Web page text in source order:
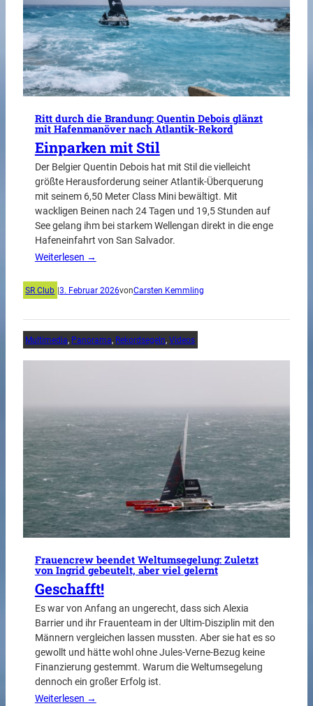
Ritt durch die Brandung: Quentin Debois glänzt
mit Hafenmanöver nach Atlantik-Rekord
Einparken mit Stil
Der Belgier Quentin Debois hat mit Stil die vielleicht
größte Herausforderung seiner Atlantik-Überquerung
mit seinem 6,50 Meter Class Mini bewältigt. Mit
wackligen Beinen nach 24 Tagen und 19,5 Stunden auf
See gelang ihm bei starkem Wellengan direkt in die enge
Hafeneinfahrt von San Salvador.
Weiterlesen →
SR Club |3. Februar 2026vonCarsten Kemmling
Multimedia, Panorama, Rekordsegeln, Videos
Frauencrew beendet Weltumsegelung: Zuletzt
von Ingrid gebeutelt, aber viel gelernt
Geschafft!
Es war von Anfang an ungerecht, dass sich Alexia
Barrier und ihr Frauenteam in der Ultim-Disziplin mit den
Männern vergleichen lassen mussten. Aber sie hat es so
gewollt und hätte wohl ohne Jules-Verne-Bezug keine
Finanzierung gestemmt. Warum die Weltumsegelung
dennoch ein großer Erfolg ist.
Weiterlesen →